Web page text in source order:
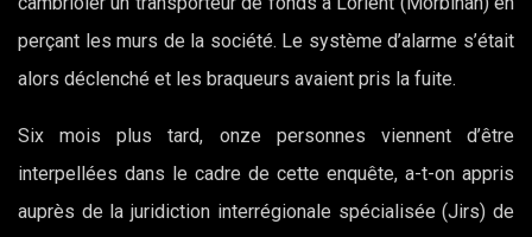
perçant les murs de la société. Le système d’alarme s’était
alors déclenché et les braqueurs avaient pris la fuite.
Six mois plus tard, onze personnes viennent d’être
interpellées dans le cadre de cette enquête, a-t-on appris
auprès de la juridiction interrégionale spécialisée (Jirs) de